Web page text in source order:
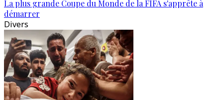
La plus grande Coupe du Monde de la FIFA s'apprête à
démarrer
Divers